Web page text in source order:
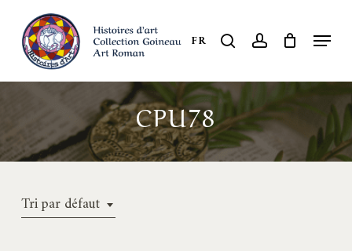
main
content
FR search account Menu
CPU78
Tri par défaut
Close